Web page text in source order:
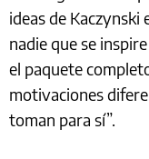
ideas de Kaczynski
nadie que se
el paquete
motivaciones
toman para sí”.